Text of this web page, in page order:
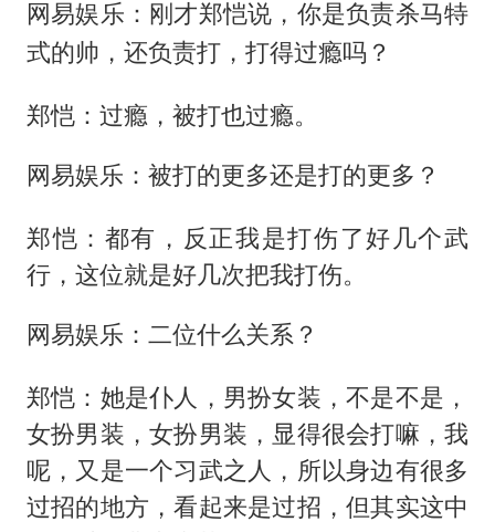
网易娱乐：刚才郑恺说，你是负责杀马特
式的帅，还负责打，打得过瘾吗？
郑恺：过瘾，被打也过瘾。
网易娱乐：被打的更多还是打的更多？
郑恺：都有，反正我是打伤了好几个武
行，这位就是好几次把我打伤。
网易娱乐：二位什么关系？
郑恺：她是仆人，男扮女装，不是不是，
女扮男装，女扮男装，显得很会打嘛，我
呢，又是一个习武之人，所以身边有很多
过招的地方，看起来是过招，但其实这中